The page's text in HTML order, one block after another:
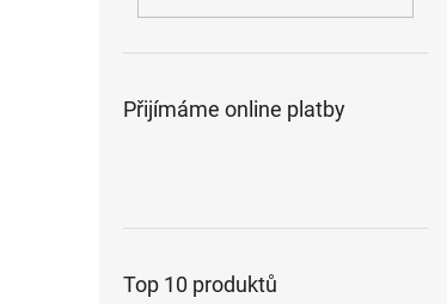
Přijímáme online platby
Top 10 produktů